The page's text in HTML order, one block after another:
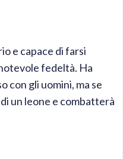
e capace di farsi
fedeltà. Ha
con gli uomini, ma se
un leone e combatterà